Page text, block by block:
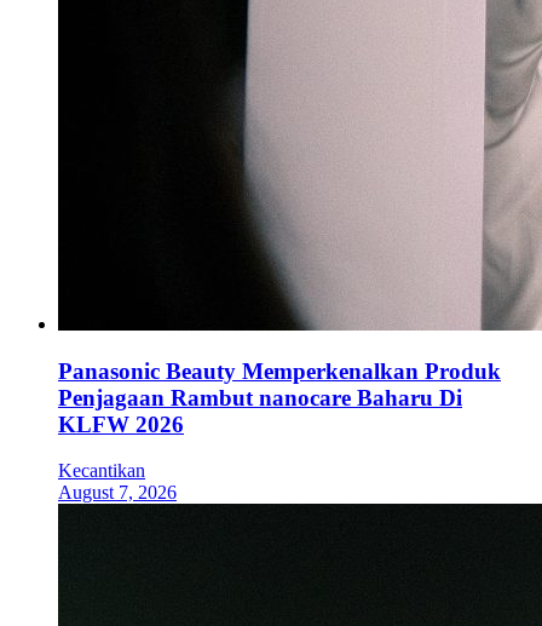
Panasonic Beauty Memperkenalkan Produk
Penjagaan Rambut nanocare Baharu Di
KLFW 2026
Kecantikan
August 7, 2026